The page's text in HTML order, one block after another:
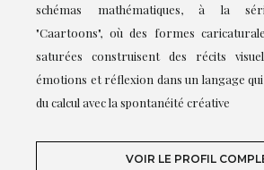
schémas mathématiques, à la
"Caartoons", où des formes
saturées construisent des récits
émotions et réflexion dans un langage
du calcul avec la spontanéité créative
VOIR LE PROFIL